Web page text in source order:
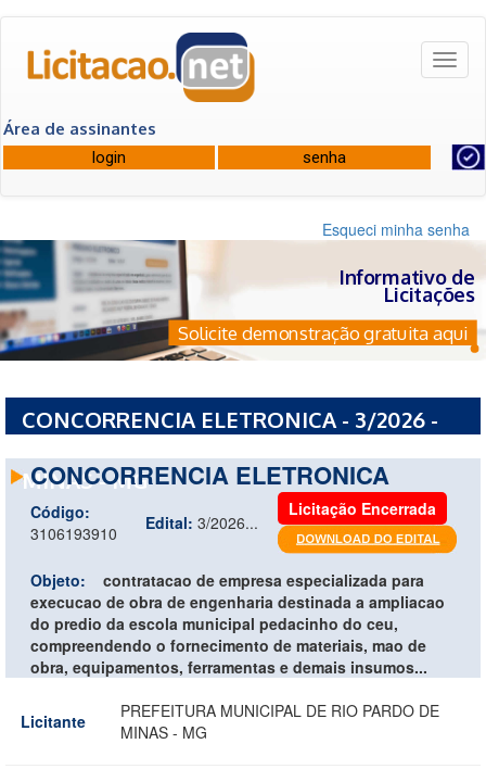
Área de assinantes
Esqueci minha senha
Informativo de
Licitações
Solicite demonstração gratuita aqui
CONCORRENCIA ELETRONICA - 3/2026 -
MINAS - MG
CONCORRENCIA ELETRONICA
Código:
3106193910
Edital: 3/2026...
Licitação Encerrada
Objeto:
contratacao de empresa especializada para
execucao de obra de engenharia destinada a ampliacao
do predio da escola municipal pedacinho do ceu,
compreendendo o fornecimento de materiais, mao de
obra, equipamentos, ferramentas e demais insumos...
Licitante
PREFEITURA MUNICIPAL DE RIO PARDO DE
MINAS - MG